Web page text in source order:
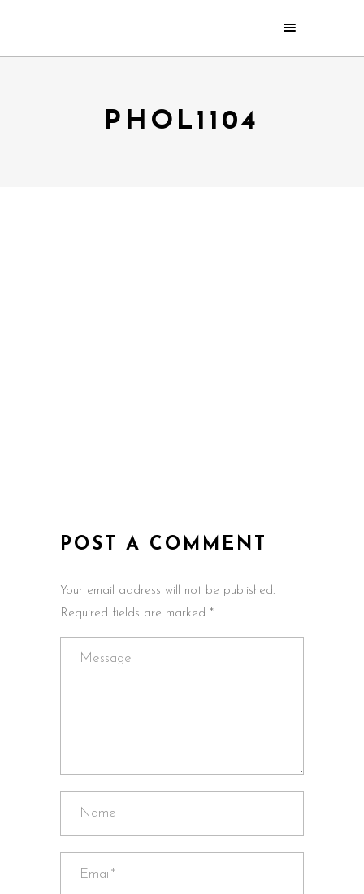
PHOL1104
POST A COMMENT
Your email address will not be published.
Required fields are marked *